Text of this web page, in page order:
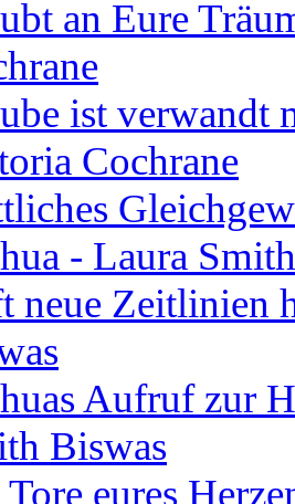
an Eure
ist verwandt
Cochrane
- Laura
neue Zeitlinien
Aufruf zur
Biswas
eures